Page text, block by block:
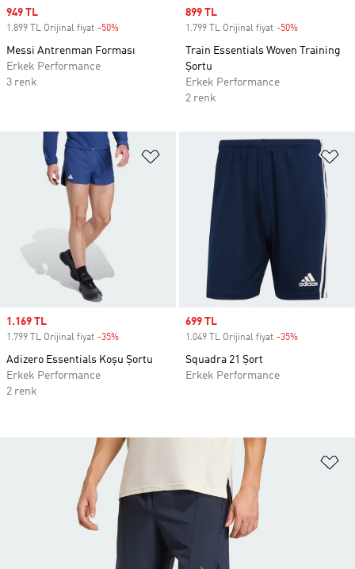
Sale price
949 TL
1.899 TL Orijinal fiyat -50%
Messi Antrenman Forması
Erkek Performance
3 renk
Sale price
899 TL
1.799 TL Orijinal fiyat -50%
Train Essentials Woven Training
Şortu
Erkek Performance
2 renk
Favori Listesine Ekle
Sale price
1.169 TL
1.799 TL Orijinal fiyat -35%
Adizero Essentials Koşu Şortu
Erkek Performance
2 renk
Sale price
699 TL
1.049 TL Orijinal fiyat -35%
Squadra 21 Şort
Erkek Performance